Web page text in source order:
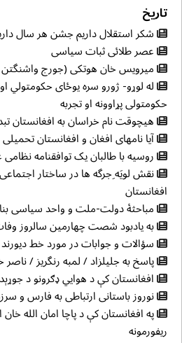
تاریخ
شکر استقلال داریم جشن هر سال
عصر طلائی ثبات سیاسی
میرویس خان هوتکی (جورج واشنگتن
له لوړو- ژورو سره یوځای حکومتولي
حکومتولی پړاوونه او تجربه
هیچوقت نام خراسان به افغانستان
آیا نامهای افغان و افغانستان تحمیلی
روسیه با طالبان یک توافقنامه
نقش لويَه ِجرگه ها در ساختار
افغانستان
مباحثهٔ دولت-ملت و واحد سیاسی
به یادبود شصت چهارمین سالروز
سؤالات و جوابات در مورد خط دیورند
پاسخ به جلیلزاد / لمبه رنگریز /
افغانستان کې د هوایي ډګرونو د
نوروز باستانی ارتباطی به فارس و
په افغانستان کې د پاچا امان الله
ریفورمونه